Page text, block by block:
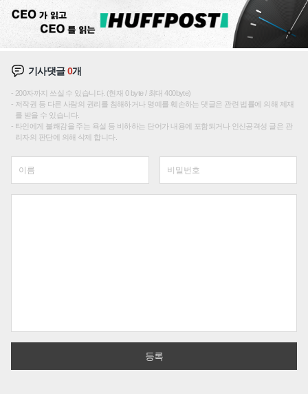
기사댓글0개
200자까지 쓰실 수 있습니다. (현재 0 byte / 최대 400byte)
저작권 등 다른 사람의 권리를 침해하거나 명예를 훼손하는 댓글은 관련 법률에 의해 제재
를 받을 수 있습니다.
타인에게 불쾌감을 주는 욕설 등 비하하는 단어가 내용에 포함되거나 인신공격성 글은 관
리자의 판단에 의해 삭제 합니다.